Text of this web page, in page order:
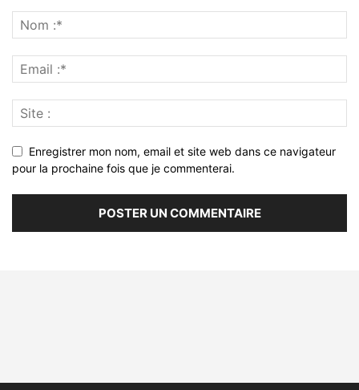
Enregistrer mon nom, email et site web dans ce navigateur
pour la prochaine fois que je commenterai.